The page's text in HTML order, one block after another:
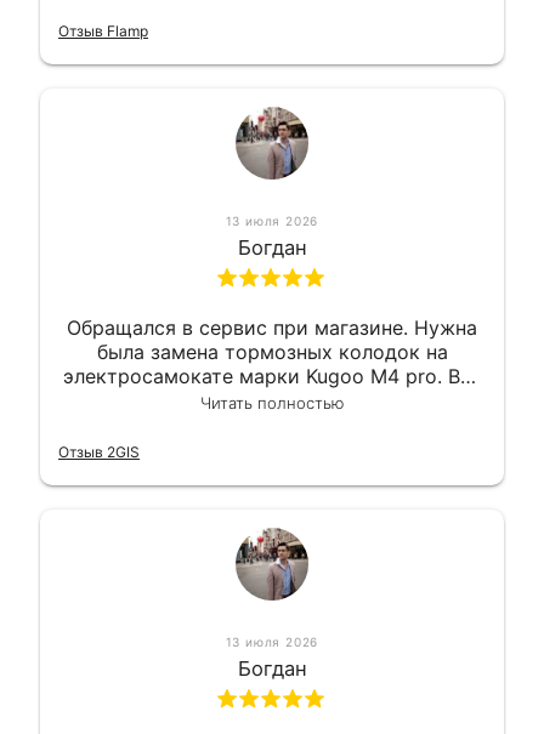
Отзыв Flamp
13 июля 2026
Богдан
Обращался в сервис при магазине. Нужна
была замена тормозных колодок на
электросамокате марки Kugoo M4 pro. Всё
сделали в лучшем виде и в максимально
гарантии, поэтому и обратился в этот
Читать полностью
Отзыв 2GIS
13 июля 2026
Богдан